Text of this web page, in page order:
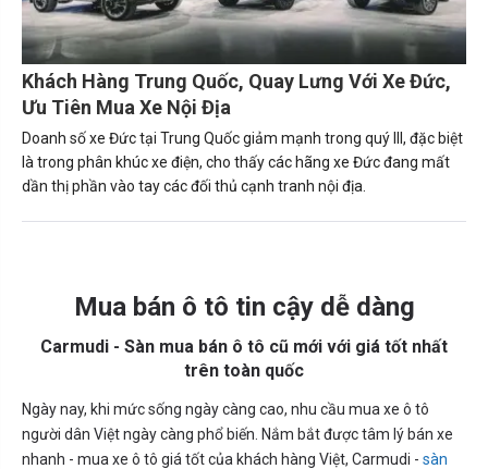
Khách Hàng Trung Quốc, Quay Lưng Với Xe Đức,
Ưu Tiên Mua Xe Nội Địa
Doanh số xe Đức tại Trung Quốc giảm mạnh trong quý III, đặc biệt
là trong phân khúc xe điện, cho thấy các hãng xe Đức đang mất
dần thị phần vào tay các đối thủ cạnh tranh nội địa.
Mua bán ô tô tin cậy dễ dàng
Carmudi - Sàn mua bán ô tô cũ mới với giá tốt nhất
trên toàn quốc
Ngày nay, khi mức sống ngày càng cao, nhu cầu mua xe ô tô
người dân Việt ngày càng phổ biến. Nắm bắt được tâm lý bán xe
nhanh - mua xe ô tô giá tốt của khách hàng Việt, Carmudi - sàn